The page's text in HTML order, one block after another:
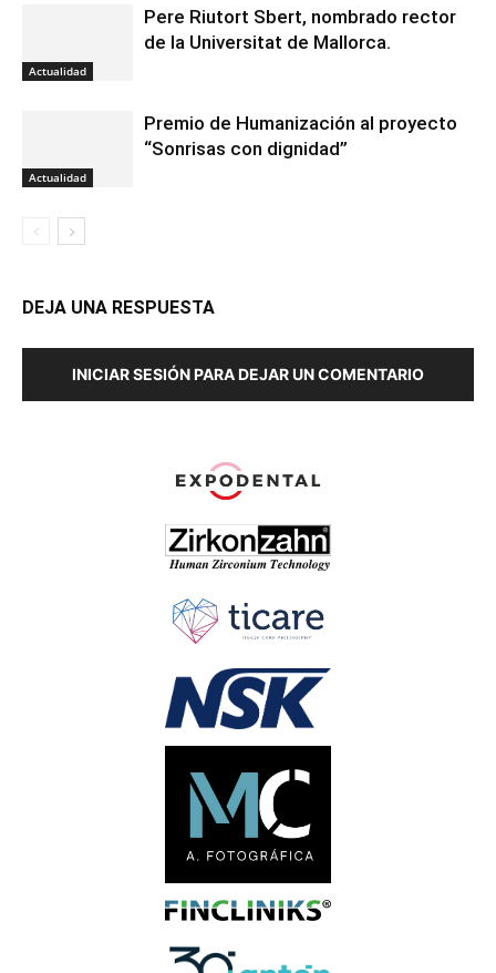
Actualidad
Pere Riutort Sbert, nombrado rector
de la Universitat de Mallorca.
Actualidad
Premio de Humanización al proyecto
“Sonrisas con dignidad”
DEJA UNA RESPUESTA
INICIAR SESIÓN PARA DEJAR UN COMENTARIO